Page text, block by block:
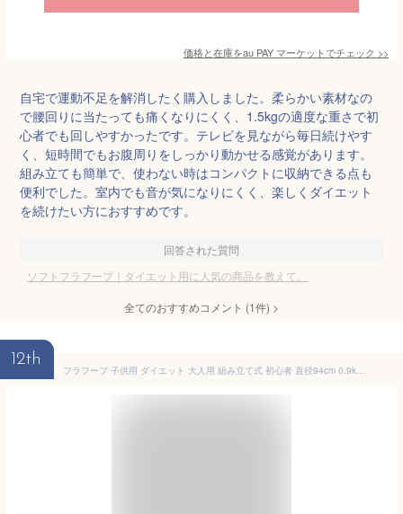
価格と在庫をau PAY マーケットでチェック >>
自宅で運動不足を解消したく購入しました。柔らかい素材なの
で腰回りに当たっても痛くなりにくく、1.5kgの適度な重さで初
心者でも回しやすかったです。テレビを見ながら毎日続けやす
く、短時間でもお腹周りをしっかり動かせる感覚があります。
組み立ても簡単で、使わない時はコンパクトに収納できる点も
便利でした。室内でも音が気になりにくく、楽しくダイエット
を続けたい方におすすめです。
回答された質問
ソフトフラフープ｜ダイエット用に人気の商品を教えて。
全てのおすすめコメント (1件) >
12th
フラフープ 子供用 ダイエット 大人用 組み立て式 初心者 直径94cm 0.9kg 柔らかい素材 お腹 引き締め 骨盤補正 下腹部 くびれ 腹筋 組み立てと分解が簡単 フィットネス 運動 体育